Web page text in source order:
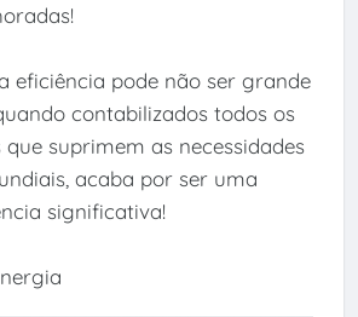
eficiência pode não ser grande
contabilizados todos os
que suprimem as necessidades
acaba por ser uma
significativa!